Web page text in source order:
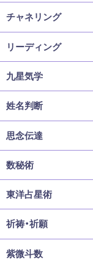
チャネリング
リーディング
九星気学
姓名判断
思念伝達
数秘術
東洋占星術
祈祷・祈願
紫微斗数